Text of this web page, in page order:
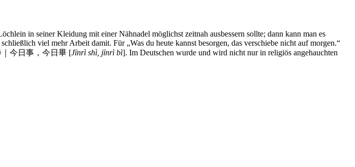
in seiner Kleidung mit einer Nähnadel möglichst zeitnah ausbessern sollte; dann kann man es
viel mehr Arbeit damit. Für „Was du heute kannst besorgen, das verschiebe nicht auf morgen.“
｜今日​事，今日​畢 [Jīnrì shì, jīnrì bì]. Im Deutschen wurde und wird nicht nur in religiös angehauchten